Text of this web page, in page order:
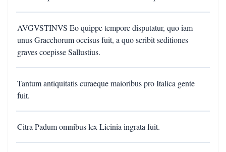
AVGVSTINVS Eo quippe tempore disputatur, quo iam
unus Gracchorum occisus fuit, a quo scribit seditiones
graves coepisse Sallustius.
Tantum antiquitatis curaeque maioribus pro Italica gente
fuit.
Citra Padum omnibus lex Licinia ingrata fuit.